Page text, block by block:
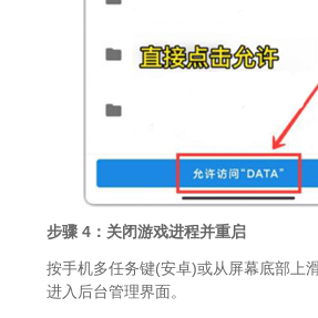
步骤 4：关闭游戏进程并重启
按手机多任务键(安卓)或从屏幕底部上
进入后台管理界面。